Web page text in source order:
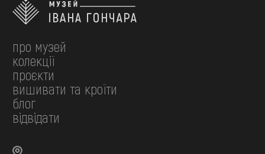
про музей
колекції
проєкти
вишивати та кроїти
блог
відвідати